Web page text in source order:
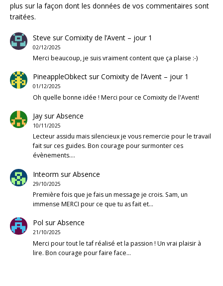
plus sur la façon dont les données de vos commentaires sont
traitées.
Steve surComixity de l’Avent – jour 1
02/12/2025
Merci beaucoup, je suis vraiment content que ça plaise :-)
PineappleObkectsurComixity de l’Avent – jour 1
01/12/2025
Oh quelle bonne idée ! Merci pour ce Comixity de l'Avent!
JaysurAbsence
10/11/2025
Lecteur assidu mais silencieux je vous remercie pour le travail
fait sur ces guides. Bon courage pour surmonter ces
évènements.…
Inteorm surAbsence
29/10/2025
Première fois que je fais un message je crois. Sam, un
immense MERCI pour ce que tu as fait et…
Pol surAbsence
21/10/2025
Merci pour tout le taf réalisé et la passion ! Un vrai plaisir à
lire. Bon courage pour faire face…